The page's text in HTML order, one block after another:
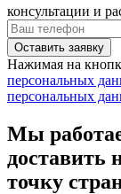
консультации и
Нажимая на
персональных
персональных
Мы
доставить
точку